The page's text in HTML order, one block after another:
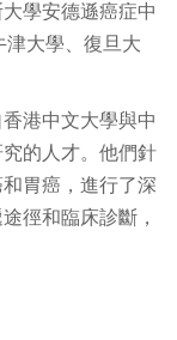
學安德遜癌症中
大學、復旦大
港中文大學與中
的人才。他們針
胃癌，進行了深
徑和臨床診斷，